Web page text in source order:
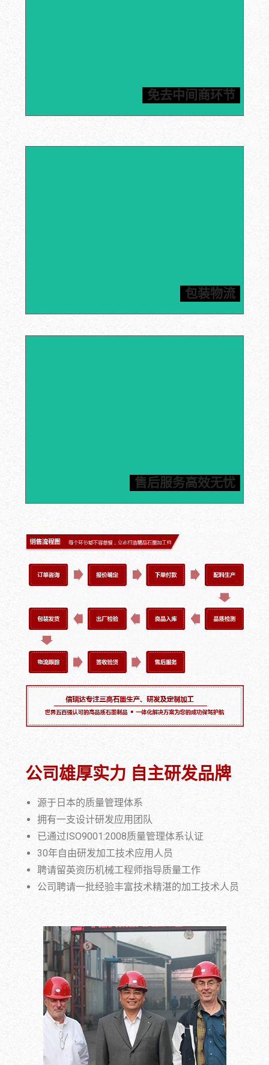
免去中间商环节
保障，免去中间商困扰，价格公道合理，保质保量管售
后，为您提供一站式石墨解决方案。
包装物流
用五层瓦楞纸箱/木箱双重保险，结实耐用，确保产品的
运输保障，为客户提供合理节省的运输方案。
售后服务高效无忧
后服务体系，一旦发现质量问题，包邮费换货，为您解决
后顾之忧。
公司雄厚实力 自主研发品牌
源于日本的质量管理体系
拥有一支设计研发应用团队
已通过ISO9001:2008质量管理体系认证
30年自由研发加工技术应用人员
聘请留英资历机械工程师指导质量工作
公司聘请一批经验丰富技术精湛的加工技术人员